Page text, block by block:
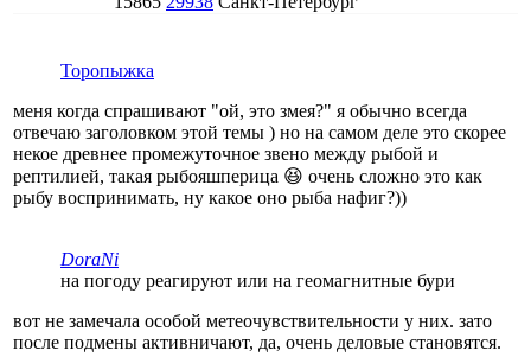
Торопыжка
меня когда спрашивают "ой, это змея?" я обычно всегда
отвечаю заголовком этой темы ) но на самом деле это скорее
некое древнее промежуточное звено между рыбой и
рептилией, такая рыбояшперица 😆 очень сложно это как
рыбу воспринимать, ну какое оно рыба нафиг?))
DoraNi
на погоду реагируют или на геомагнитные бури
вот не замечала особой метеочувствительности у них. зато
после подмены активничают, да, очень деловые становятся.